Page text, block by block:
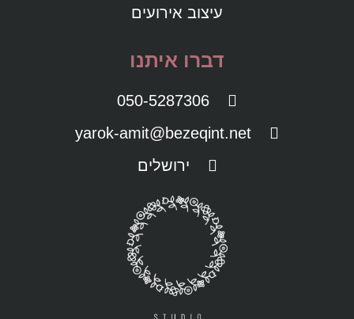
עיצוב אירועים
דברו איתנו
050-5287306
yarok-amit@bezeqint.net
ירושלים